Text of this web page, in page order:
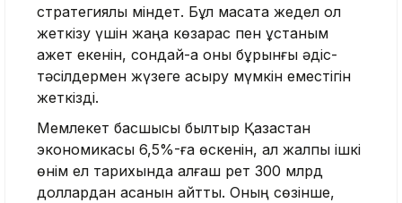
стратегиялық міндет. Бұл мақсатқа жедел қол
жеткізу үшін жаңа көзқарас пен ұстаным
қажет екенін, сондай-ақ оны бұрынғы әдіс-
тәсілдермен жүзеге асыру мүмкін еместігін
жеткізді.
Мемлекет басшысы былтыр Қазақстан
экономикасы 6,5%-ға өскенін, ал жалпы ішкі
өнім ел тарихында алғаш рет 300 млрд
доллардан асқанын айтты. Оның сөзінше,